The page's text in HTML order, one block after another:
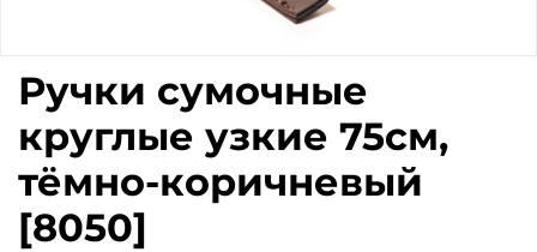
Ручки сумочные
круглые узкие 75см,
тёмно-коричневый
[8050]